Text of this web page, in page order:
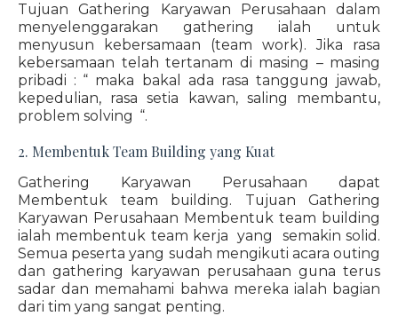
Tujuan Gathering Karyawan Perusahaan dalam
menyelenggarakan gathering ialah untuk
menyusun kebersamaan (team work). Jika rasa
kebersamaan telah tertanam di masing – masing
pribadi : “ maka bakal ada rasa tanggung jawab,
kepedulian, rasa setia kawan, saling membantu,
problem solving “.
2. Membentuk Team Building yang Kuat
Gathering Karyawan Perusahaan dapat
Membentuk team building. Tujuan Gathering
Karyawan Perusahaan Membentuk team building
ialah membentuk team kerja yang semakin solid.
Semua peserta yang sudah mengikuti acara outing
dan gathering karyawan perusahaan guna terus
sadar dan memahami bahwa mereka ialah bagian
dari tim yang sangat penting.